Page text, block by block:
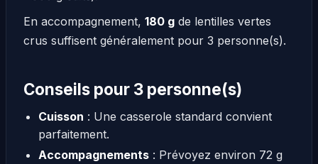
En accompagnement, 180 g de lentilles vertes
crus suffisent généralement pour 3 personne(s).
Conseils pour 3 personne(s)
Cuisson : Une casserole standard convient
parfaitement.
Accompagnements: Prévoyez environ 72 g